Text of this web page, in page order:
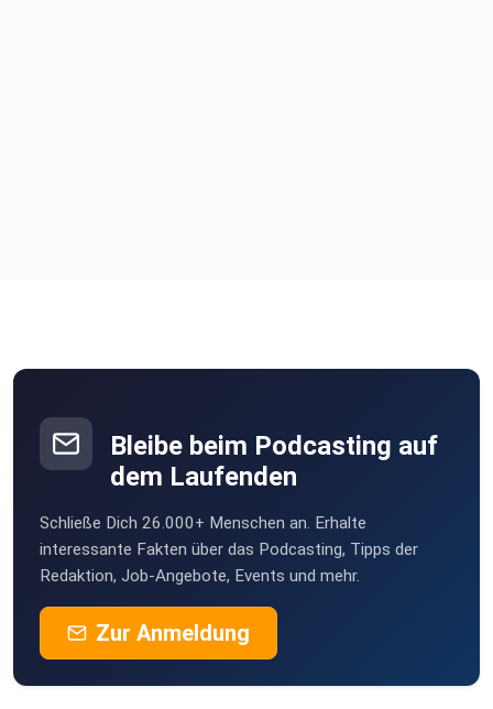
Bleibe beim Podcasting auf
dem Laufenden
Schließe Dich 26.000+ Menschen an. Erhalte
interessante Fakten über das Podcasting, Tipps der
Redaktion, Job-Angebote, Events und mehr.
Zur Anmeldung